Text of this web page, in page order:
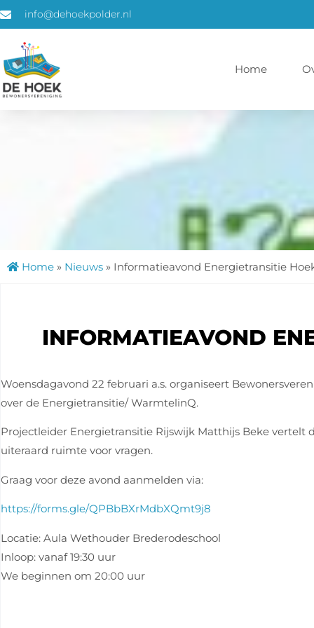
info@dehoekpolder.nl
Home
Home » Nieuws » Informatieavond Energietransitie
INFORMATIEAVOND
Woensdagavond 22 februari a.s. organiseert
over de Energietransitie/ WarmtelinQ.
Projectleider Energietransitie Rijswijk Matthijs Beke
uiteraard ruimte voor vragen.
Graag voor deze avond aanmelden via:
https://forms.gle/QPBbBXrMdbXQmt9j8
Locatie: Aula Wethouder Brederodeschool
Inloop: vanaf 19:30 uur
We beginnen om 20:00 uur